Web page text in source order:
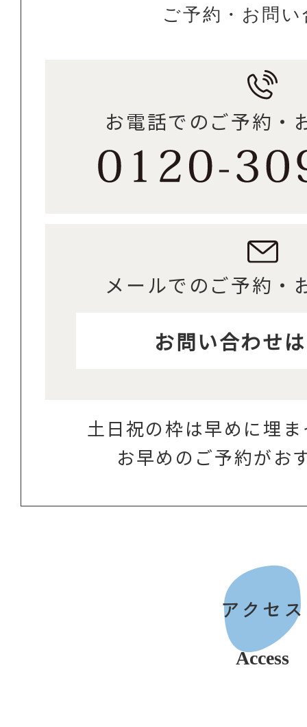
ご予約・お問
お電話でのご予約・
メールでのご予約・
お問い合わせ
土日祝の枠は早めに埋
お早めのご予約がお
アクセス
Access